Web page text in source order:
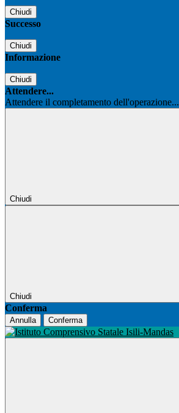
Chiudi
Successo
Chiudi
Informazione
Chiudi
Attendere...
Attendere il completamento dell'operazione...
Chiudi
Chiudi
Conferma
Annulla Conferma